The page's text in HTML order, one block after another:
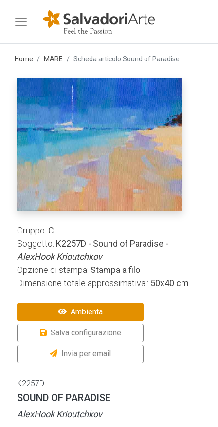
Home MARE Scheda articolo Sound of Paradise
Gruppo: C
Soggetto: K2257D - Sound of Paradise -
AlexHook Krioutchkov
Opzione di stampa: Stampa a filo
Dimensione totale approssimativa:: 50x40 cm
Ambienta
Salva configurazione
Invia per email
K2257D
SOUND OF PARADISE
AlexHook Krioutchkov